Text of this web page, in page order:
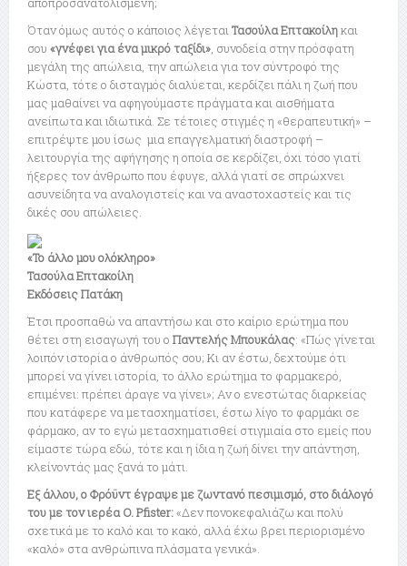
Όταν όμως αυτός ο κάποιος λέγεταιΤασούλα Επτακοίληκαι
σου «γνέφει για ένα μικρό ταξίδι», συνοδεία στην πρόσφατη
μεγάλη της απώλεια, την απώλεια για τον σύντροφό της
Κώστα, τότε ο δισταγμός διαλύεται, κερδίζει πάλι η ζωή που
μας μαθαίνει να αφηγούμαστε πράγματα και αισθήματα
ανείπωτα και ιδιωτικά. Σε τέτοιες στιγμές η «θεραπευτική» –
επιτρέψτε μου ίσως μια επαγγελματική διαστροφή –
λειτουργία της αφήγησης η οποία σε κερδίζει, όχι τόσο γιατί
ήξερες τον άνθρωπο που έφυγε, αλλά γιατί σε σπρώχνει
ασυνείδητα να αναλογιστείς και να αναστοχαστείς και τις
δικές σου απώλειες.
«Το άλλο μου ολόκληρο»
Τασούλα Επτακοίλη
Εκδόσεις Πατάκη
Έτσι προσπαθώ να απαντήσω και στο καίριο ερώτημα που
θέτει στη εισαγωγή του ο Παντελής Μπουκάλας: «Πώς γίνεται
λοιπόν ιστορία ο άνθρωπός σου; Κι αν έστω, δεχτούμε ότι
μπορεί να γίνει ιστορία, το άλλο ερώτημα το φαρμακερό,
επιμένει: πρέπει άραγε να γίνει»; Αν ο ενεστώτας διαρκείας
που κατάφερε να μετασχηματίσει, έστω λίγο το φαρμάκι σε
φάρμακο, αν το εγώ μετασχηματισθεί στιγμιαία στο εμείς που
είμαστε τώρα εδώ, τότε και η ίδια η ζωή δίνει την απάντηση,
κλείνοντάς μας ξανά το μάτι.
Εξ άλλου, ο Φρόϋντ έγραψε με ζωντανό πεσιμισμό, στο διάλογό
του με τον ιερέα O. Pfister:«Δεν πονοκεφαλιάζω και πολύ
σχετικά με το καλό και το κακό, αλλά έχω βρει περιορισμένο
«καλό» στα ανθρώπινα πλάσματα γενικά».